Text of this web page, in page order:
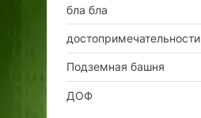
бла бла
достопримечательности
Подземная башня
ДОФ